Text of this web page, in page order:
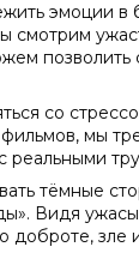
эмоции в
смотрим
позволить
со
мы
реальными
тёмные
Видя
доброте, зле